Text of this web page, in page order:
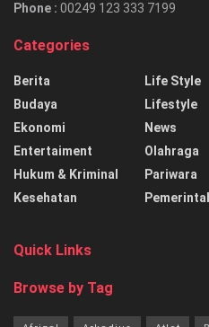
Phone : 00249 123 333 7199
Categories
Berita
Budaya
Ekonomi
Entertaiment
Hukum & Kriminal
Kesehatan
Life Style
Lifestyle
News
Olahraga
Pariwara
Quick Links
Browse by Tag